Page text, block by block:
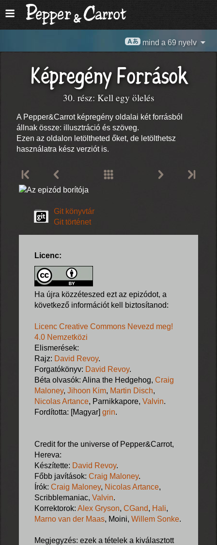
mind a 69 nyelv
Képregény Források
30. rész: Kell egy ölelés
A Pepper&Carrot képregény oldalai két forrásból
állnak össze: illusztráció és szöveg.
Ezen az oldalon letöltheted őket, de letölthetsz
használatra kész verziót is.
Git könyvtár
Git történet
Licenc:
Ha újra közzéteszed ezt az epizódot, a
következő információt kell biztosítanod:
Licenc Creative Commons Nevezd meg!
4.0 Nemzetközi
Elismerések:
Rajz: David Revoy.
Forgatókönyv: David Revoy.
Béta olvasók: Alina the Hedgehog, Craig
Maloney, Jihoon Kim, Martin Disch,
Nicolas Artance, Parnikkapore, Valvin.
Fordította: [Magyar] grin.
Credit for the universe of Pepper&Carrot,
Hereva:
Készítette: David Revoy.
Főbb javítások: Craig Maloney.
Írók: Craig Maloney, Nicolas Artance,
Scribblemaniac, Valvin.
Korrektorok: Alex Gryson, CGand, Hali,
Marno van der Maas, Moini, Willem Sonke.
Megjegyzés: ezek a tételek a kiválasztott